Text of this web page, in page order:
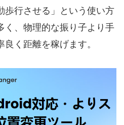
歩行させる」という使い方
く、物理的な振り子より手
く距離を稼げます。